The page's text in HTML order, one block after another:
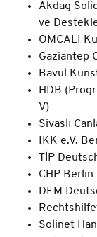
Akdag
ve
OMCALI
Gaziantep
Bavul
HDB
V)
Sivaslı
IKK e.V.
TİP
CHP Berlin
DEM
Solinet